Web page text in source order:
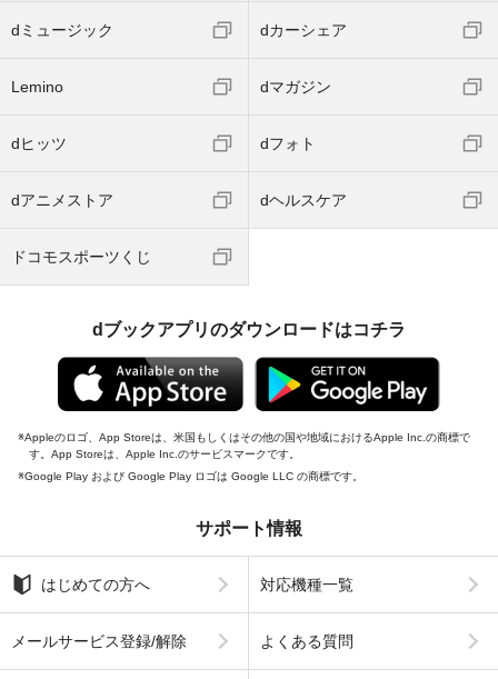
dミュージック dカーシェア
Lemino dマガジン
dヒッツ dフォト
dアニメストア dヘルスケア
ドコモスポーツくじ
dブックアプリのダウンロードはコチラ
Appleのロゴ、App Storeは、米国もしくはその他の国や地域におけるApple Inc.の商標で
す。App Storeは、Apple Inc.のサービスマークです。
Google Play および Google Play ロゴは Google LLC の商標です。
サポート情報
はじめての方へ 対応機種一覧
メールサービス登録/解除 よくある質問